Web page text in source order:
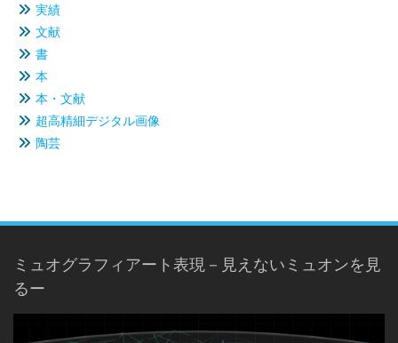
実績
文献
書
本
本・文献
超高精細デジタル画像
陶芸
ミュオグラフィアート表現－見えないミュオンを見
るー